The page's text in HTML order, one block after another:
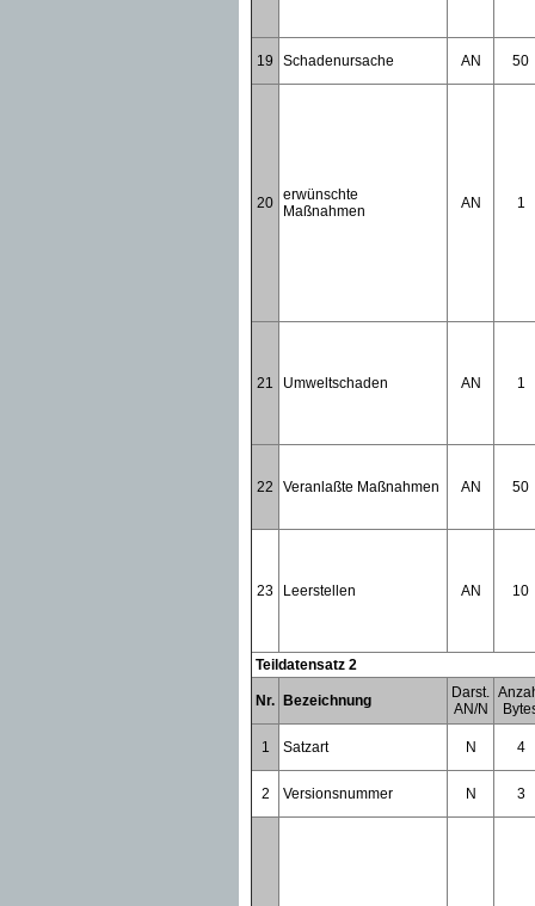
19 Schadenursache AN 50
20 erwünschte
Maßnahmen
AN 1
21 Umweltschaden AN 1
22 Veranlaßte Maßnahmen AN 50
23 Leerstellen AN 10
Teildatensatz 2
Nr. Bezeichnung
Darst.
AN/N
1 Satzart N 4
2 Versionsnummer N 3